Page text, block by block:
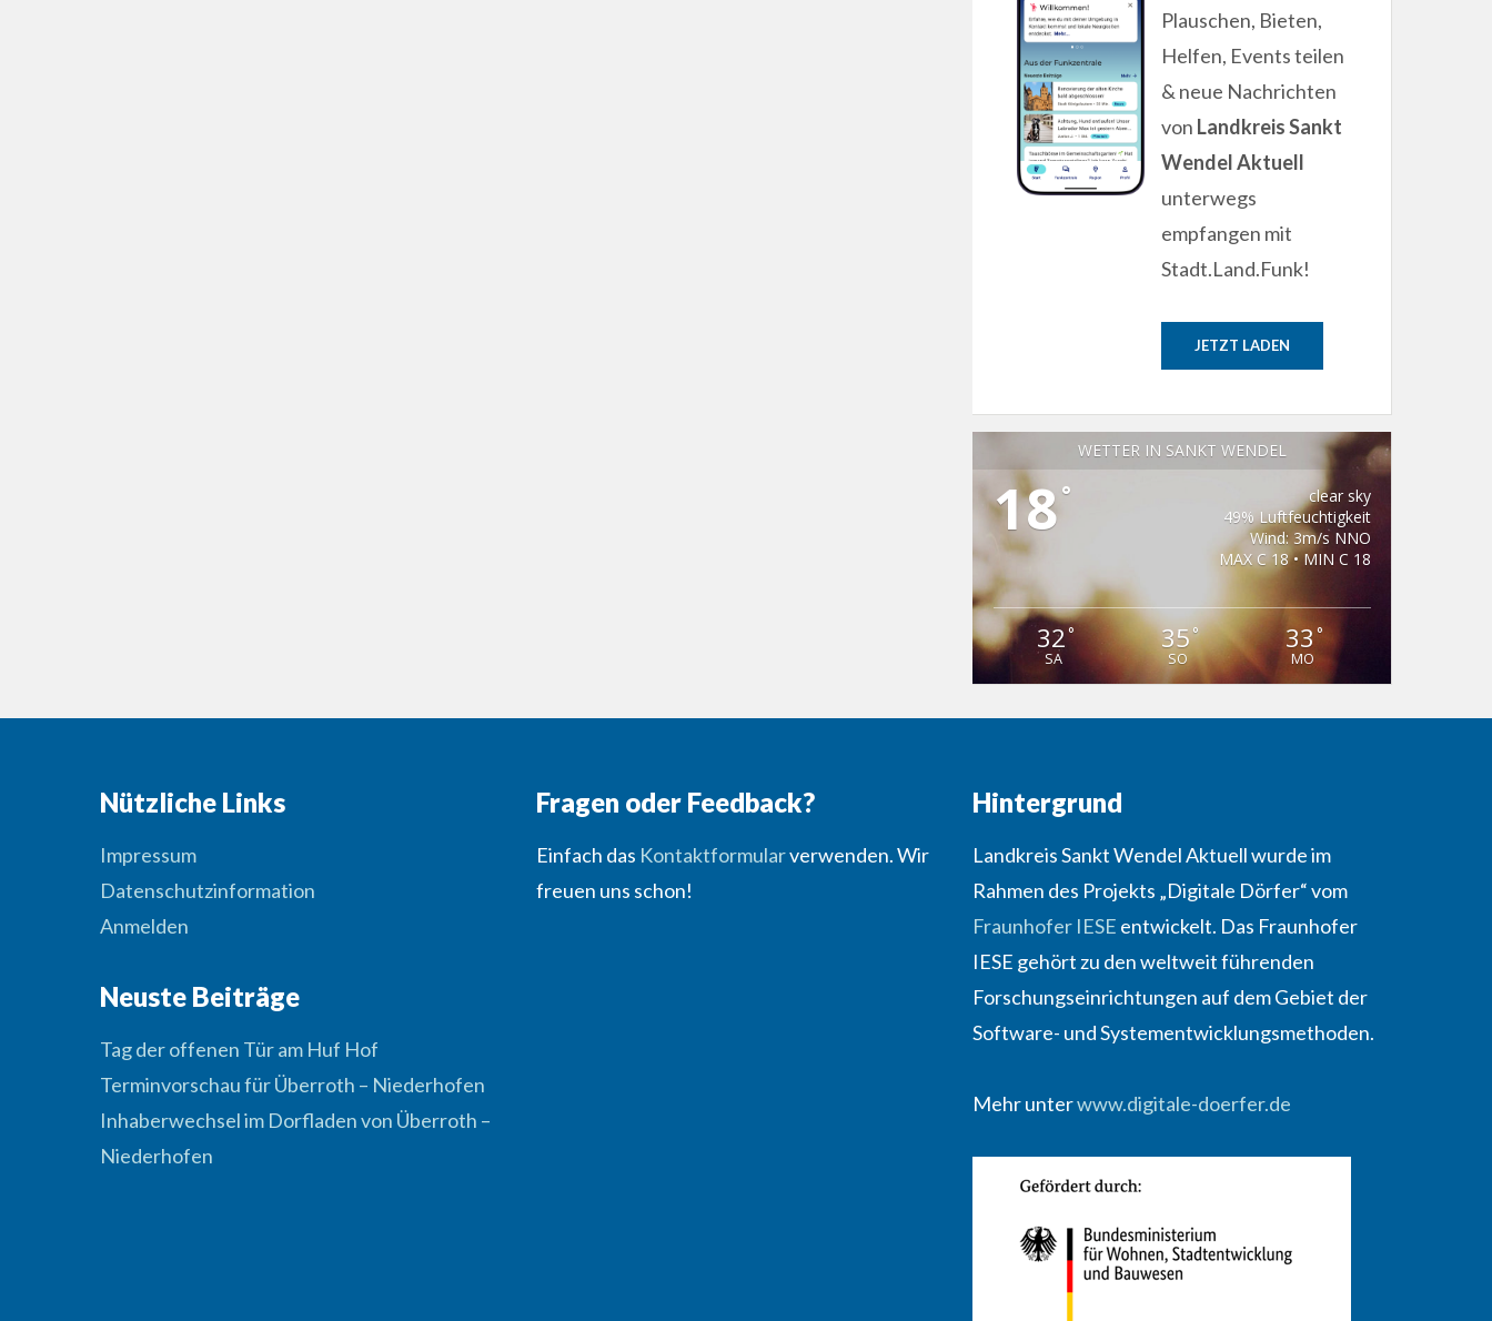
Plauschen, Bieten,
Helfen, Events teilen
& neue Nachrichten
von Landkreis Sankt
Wendel Aktuell
unterwegs
empfangen mit
Stadt.Land.Funk!
JETZT LADEN
WETTER IN SANKT WENDEL
18°
clear sky
49% Luftfeuchtigkeit
Wind: 3m/s NNO
MAX C 18 • MIN C 18
32°
SA
35°
SO
33 °
MO
Nützliche Links
Impressum
Datenschutzinformation
Anmelden
Neuste Beiträge
Tag der offenen Tür am Huf Hof
Terminvorschau für Überroth – Niederhofen
Inhaberwechsel im Dorfladen von Überroth –
Niederhofen
Fragen oder Feedback?
Einfach das Kontaktformularverwenden. Wir
freuen uns schon!
Hintergrund
Landkreis Sankt Wendel Aktuell wurde im
Rahmen des Projekts „Digitale Dörfer“ vom
Fraunhofer IESE entwickelt. Das Fraunhofer
IESE gehört zu den weltweit führenden
Forschungseinrichtungen auf dem Gebiet der
Software- und Systementwicklungsmethoden.
Mehr unterwww.digitale-doerfer.de